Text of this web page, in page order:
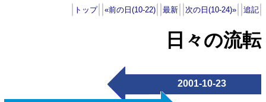
トップ «前の日(10-22) 最新 次の日(10-24)» 追記
日々の流転
2001-10-23